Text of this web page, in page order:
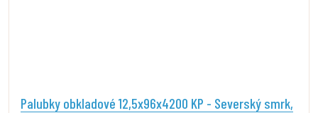
Palubky obkladové 12,5x96x4200 KP - Severský smrk,